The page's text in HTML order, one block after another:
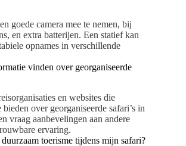
goede camera mee te nemen, bij
en extra batterijen. Een statief kan
opnames in verschillende
vinden over georganiseerde
en websites die
over georganiseerde safari’s in
vraag aanbevelingen aan andere
ervaring.
toerisme tijdens mijn safari?